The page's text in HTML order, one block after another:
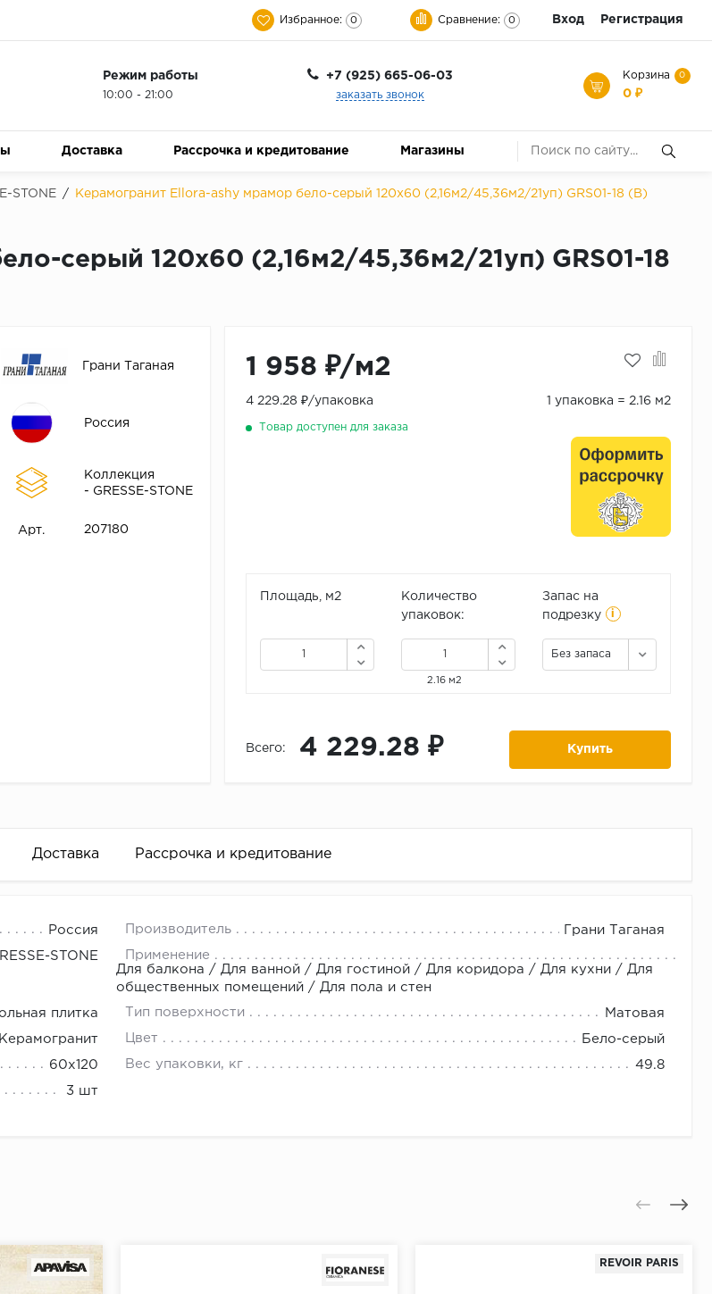
Избранное: 0 Сравнение: 0 Вход Регистрация
Режим работы
10:00 - 21:00
+7 (925) 665-06-03
заказать звонок
Корзина 0
0 ₽
Доставка Рассрочка и кредитование Магазины
STONE / Керамогранит Ellora-ashy мрамор бело-серый 120x60 (2,16м2/45,36м2/21уп) GRS01-18 (В)
серый 120x60 (2,16м2/45,36м2/21уп) GRS01-18
Грани Таганая
Россия
Коллекция
- GRESSE-STONE
Арт. 207180
1 958 ₽/м2
4 229.28 ₽/упаковка 1 упаковка = 2.16 м2
Товар доступен для заказа
Площадь, м2
Количество
упаковок:
2.16 м2
Запас на
подрезку
i
Без запаса
Всего: 4 229.28 ₽ Купить
Доставка Рассрочка и кредитование
Россия Производитель Грани Таганая
STONE
Применение
Для балкона / Для ванной / Для гостиной / Для коридора / Для кухни / Для
общественных помещений / Для пола и стен
плитка Тип поверхности Матовая
Керамогранит Цвет Бело-серый
60х120 Вес упаковки, кг 49.8
3 шт
REVOIR PARIS